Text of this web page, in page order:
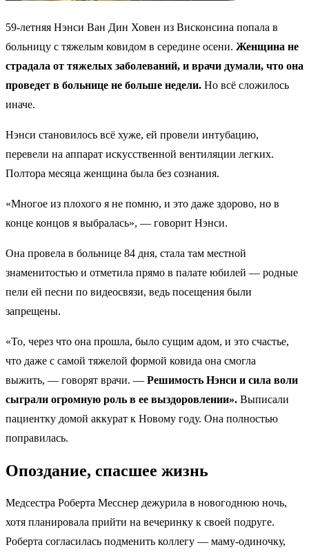
59-летняя Нэнси Ван Дин Ховен из Висконсина попала в
больницу с тяжелым ковидом в середине осени. Женщина не
страдала от тяжелых заболеваний, и врачи думали, что она
проведет в больнице не больше недели. Но всё сложилось
иначе.
Нэнси становилось всё хуже, ей провели интубацию,
перевели на аппарат искусственной вентиляции легких.
Полтора месяца женщина была без сознания.
«Многое из плохого я не помню, и это даже здорово, но в
конце концов я выбралась», — говорит Нэнси.
Она провела в больнице 84 дня, стала там местной
знаменитостью и отметила прямо в палате юбилей — родные
пели ей песни по видеосвязи, ведь посещения были
запрещены.
«То, через что она прошла, было сущим адом, и это счастье,
что даже с самой тяжелой формой ковида она смогла
выжить, — говорят врачи. — Решимость Нэнси и сила воли
сыграли огромную роль в ее выздоровлении». Выписали
пациентку домой аккурат к Новому году. Она полностью
поправилась.
Опоздание, спасшее жизнь
Медсестра Роберта Месснер дежурила в новогоднюю ночь,
хотя планировала прийти на вечеринку к своей подруге.
Роберта согласилась подменить коллегу — маму-одиночку,